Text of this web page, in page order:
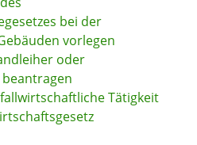
bei der
vorlegen
oder
Tätigkeit